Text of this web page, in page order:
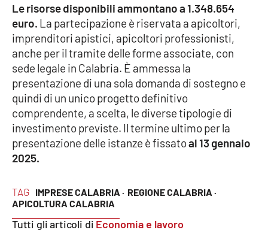
STREAMING
LaC TV
LaC Network
LaC OnAir
EDIZIONI
LOCALI
Catanzaro
Crotone
TAG IMPRESE CALABRIA · REGIONE CALABRIA ·
APICOLTURA CALABRIA
Tutti gli articoli di Economia e lavoro
Le risorse disponibili ammontano a 1.348.654
euro. La partecipazione è riservata a apicoltori,
imprenditori apistici, apicoltori professionisti,
anche per il tramite delle forme associate, con
sede legale in Calabria. È ammessa la
presentazione di una sola domanda di sostegno e
quindi di un unico progetto definitivo
comprendente, a scelta, le diverse tipologie di
investimento previste. Il termine ultimo per la
presentazione delle istanze è fissatoal 13 gennaio
2025.